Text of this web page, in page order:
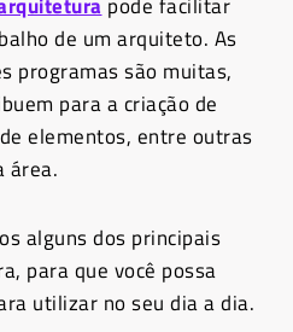
de um arquiteto. As
programas são muitas,
para a criação de
elementos, entre outras
área.
alguns dos principais
para que você possa
utilizar no seu dia a dia.